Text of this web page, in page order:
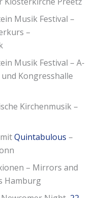
Musik Festival –
–
Musik Festival – A-
Kongresshalle
Kirchenmusik –
Quintabulous –
– Mirrors and
Hamburg